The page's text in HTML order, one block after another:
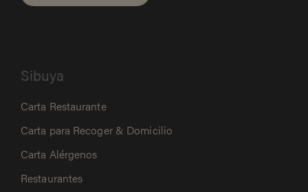
Sibuya
Carta Restaurante
Carta para Recoger & Domicilio
Carta Alérgenos
Restaurantes